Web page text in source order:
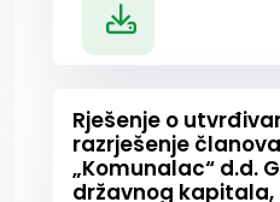
Rješenje o
razrješenje članova
„Komunalac“ d.d.
državnog kapitala,